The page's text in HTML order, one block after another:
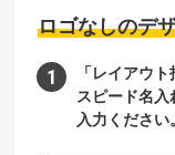
ロゴなしのデ
「レイアウ
スピード名
入力ください